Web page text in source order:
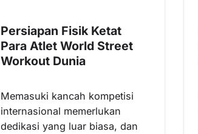
Persiapan Fisik Ketat
Para Atlet World Street
Workout Dunia
Memasuki kancah kompetisi
internasional memerlukan
dedikasi yang luar biasa, dan